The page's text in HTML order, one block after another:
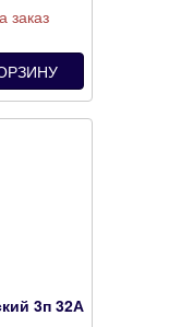
заказ
3п 32А